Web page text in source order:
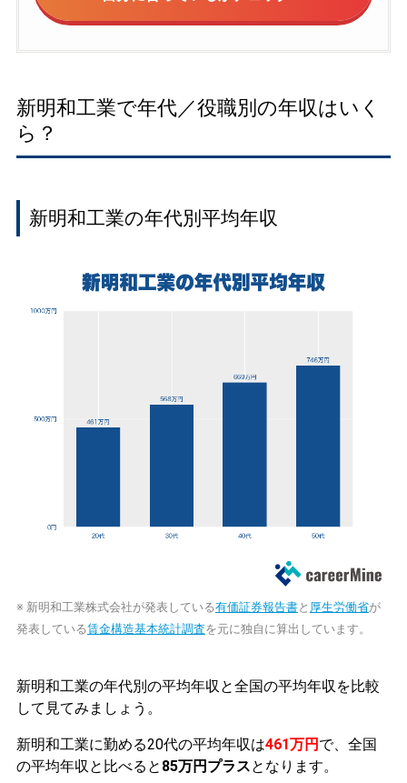
新明和工業で年代／役職別の年収はいく
ら？
新明和工業の年代別平均年収
※ 新明和工業株式会社が発表している有価証券報告書と 厚生労働省が
発表している賃金構造基本統計調査を元に独自に算出しています。
新明和工業の年代別の平均年収と全国の平均年収を比較
して見てみましょう。
新明和工業に勤める20代の平均年収は461万円 で、全国
の平均年収と比べると 85万円プラスとなります。